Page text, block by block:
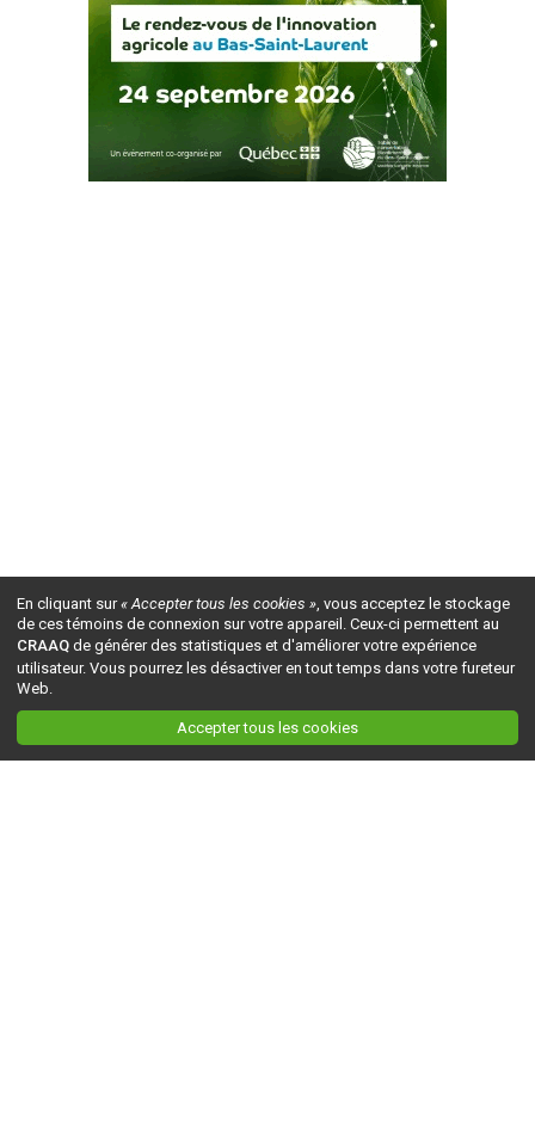
En cliquant sur« Accepter tous les cookies », vous acceptez le stockage
de ces témoins de connexion sur votre appareil. Ceux-ci permettent au
CRAAQ de générer des statistiques et d'améliorer votre expérience
utilisateur. Vous pourrez les désactiver en tout temps dans votre fureteur
Web.
Accepter tous les cookies